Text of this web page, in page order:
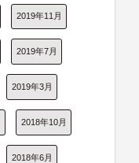
2019年11月
2019年7月
2019年3月
2018年10月
2018年6月